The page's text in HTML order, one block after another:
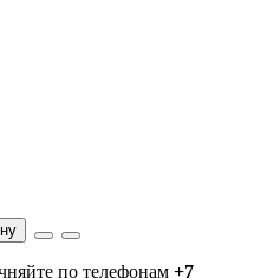
по телефонам +7